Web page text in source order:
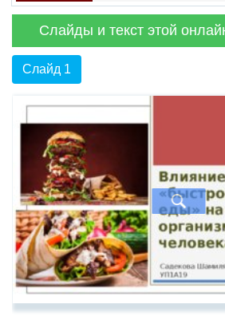
Слайды и текст этой
Слайд 1